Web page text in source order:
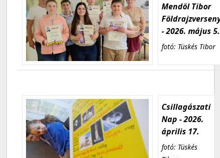
Mendöl Tibor
- 2026. május 5.
fotó: Tüskés Tibor
Csillagászati
Nap - 2026.
április 17.
fotó: Tüskés